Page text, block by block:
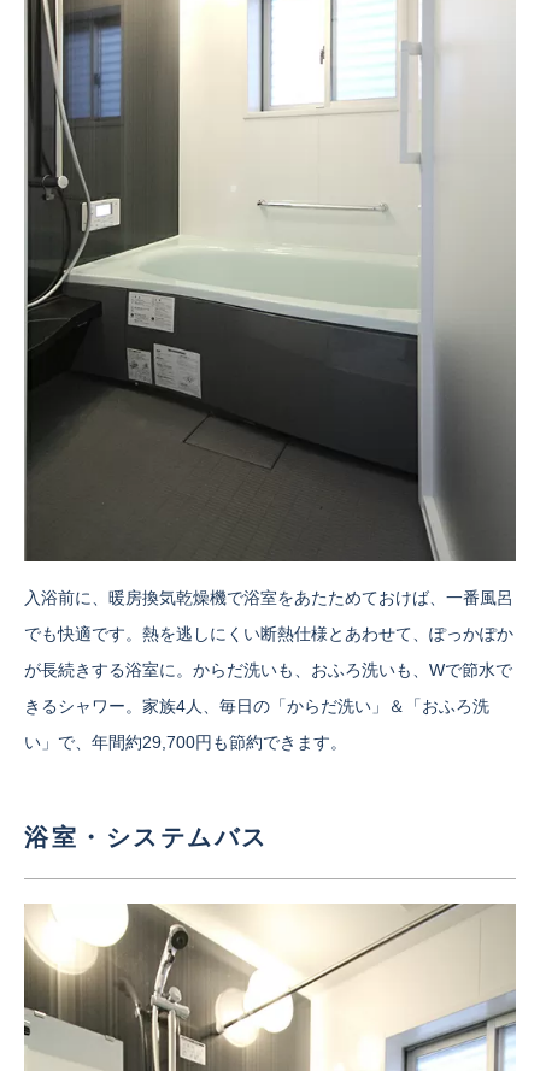
入浴前に、暖房換気乾燥機で浴室をあたためておけば、一番風呂
でも快適です。熱を逃しにくい断熱仕様とあわせて、ぽっかぽか
が長続きする浴室に。からだ洗いも、おふろ洗いも、Wで節水で
きるシャワー。家族4人、毎日の「からだ洗い」＆「おふろ洗
い」で、年間約29,700円も節約できます。
浴室・システムバス